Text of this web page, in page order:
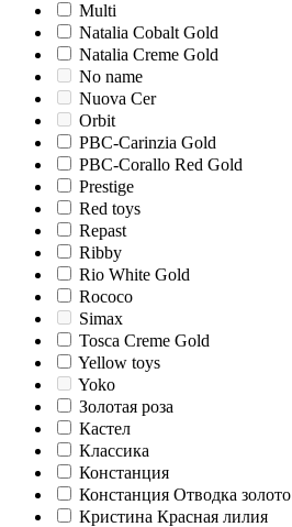
Multi
Natalia Cobalt Gold
Natalia Creme Gold
No name
Nuova Cer
Orbit
PBC-Carinzia Gold
PBC-Corallo Red Gold
Prestige
Red toys
Repast
Ribby
Rio White Gold
Rococo
Simax
Tosca Creme Gold
Yellow toys
Yoko
Золотая роза
Кастел
Классика
Констанция
Констанция Отводка золото
Кристина Красная лилия